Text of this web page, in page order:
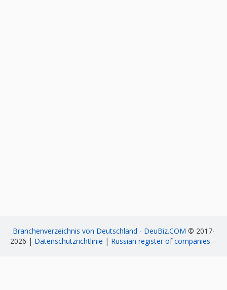
Branchenverzeichnis von Deutschland - DeuBiz.COM © 2017-
2026 | Datenschutzrichtlinie | Russian register of companies